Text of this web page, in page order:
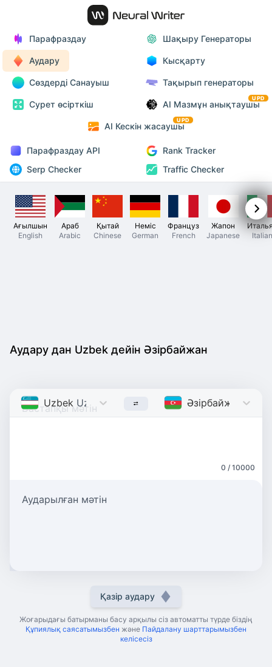
Парафраздау Шақыру Генераторы
Аудару Кысқарту
Сөздерді Санауыш Тақырып генераторы
Сурет өсірткіш AI Мазмұн анықтаушы
UPD
AI Кескін жасаушы
UPD
Парафраздау API
Rank Tracker
Serp Checker
Traffic Checker
Ағылшын
English
Араб
Arabic
Қытай
Chinese
Неміс
German
Француз
French
Жапон
Japanese
Italian
Аудару дан Uzbek дейін Әзірбайжан
Uzbek Uzbek Әзірбайжан
0 / 10000
Аударылған мәтін
Қазір аудару
Жоғарыдағы батырманы басу арқылы сіз автоматты түрде біздің
Құпиялық саясатымызбен және Пайдалану шарттарымызбен
келісесіз